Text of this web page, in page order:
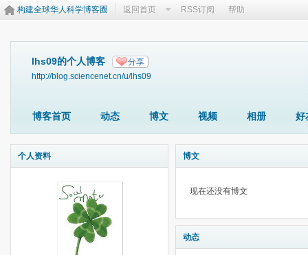
构建全球华人科学博客圈 返回首页 RSS订阅 帮助
lhs09的个人博客 分享
http://blog.sciencenet.cn/u/lhs09
博客首页 动态 博文 视频 相册 好
个人资料 博文
现在还没有博文
动态